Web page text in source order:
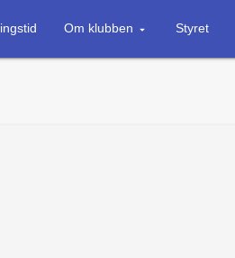
Om klubben Styret